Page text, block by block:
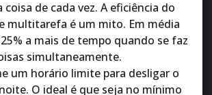
coisa de cada vez. A eficiência do
multitarefa é um mito. Em média
a mais de tempo quando se faz
simultaneamente.
um horário limite para desligar o
O ideal é que seja no mínimo